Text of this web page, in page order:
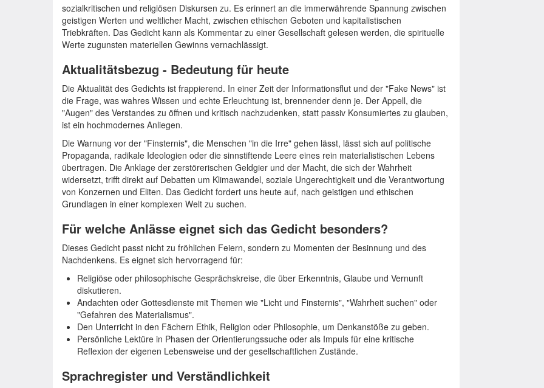
sozialkritischen und religiösen Diskursen zu. Es erinnert an die immerwährende Spannung zwischen
geistigen Werten und weltlicher Macht, zwischen ethischen Geboten und kapitalistischen
Triebkräften. Das Gedicht kann als Kommentar zu einer Gesellschaft gelesen werden, die spirituelle
Werte zugunsten materiellen Gewinns vernachlässigt.
Aktualitätsbezug - Bedeutung für heute
Die Aktualität des Gedichts ist frappierend. In einer Zeit der Informationsflut und der "Fake News" ist
die Frage, was wahres Wissen und echte Erleuchtung ist, brennender denn je. Der Appell, die
"Augen" des Verstandes zu öffnen und kritisch nachzudenken, statt passiv Konsumiertes zu glauben,
ist ein hochmodernes Anliegen.
Die Warnung vor der "Finsternis", die Menschen "in die Irre" gehen lässt, lässt sich auf politische
Propaganda, radikale Ideologien oder die sinnstiftende Leere eines rein materialistischen Lebens
übertragen. Die Anklage der zerstörerischen Geldgier und der Macht, die sich der Wahrheit
widersetzt, trifft direkt auf Debatten um Klimawandel, soziale Ungerechtigkeit und die Verantwortung
von Konzernen und Eliten. Das Gedicht fordert uns heute auf, nach geistigen und ethischen
Grundlagen in einer komplexen Welt zu suchen.
Für welche Anlässe eignet sich das Gedicht besonders?
Dieses Gedicht passt nicht zu fröhlichen Feiern, sondern zu Momenten der Besinnung und des
Nachdenkens. Es eignet sich hervorragend für:
Religiöse oder philosophische Gesprächskreise, die über Erkenntnis, Glaube und Vernunft
diskutieren.
Andachten oder Gottesdienste mit Themen wie "Licht und Finsternis", "Wahrheit suchen" oder
"Gefahren des Materialismus".
Den Unterricht in den Fächern Ethik, Religion oder Philosophie, um Denkanstöße zu geben.
Persönliche Lektüre in Phasen der Orientierungssuche oder als Impuls für eine kritische
Reflexion der eigenen Lebensweise und der gesellschaftlichen Zustände.
Sprachregister und Verständlichkeit